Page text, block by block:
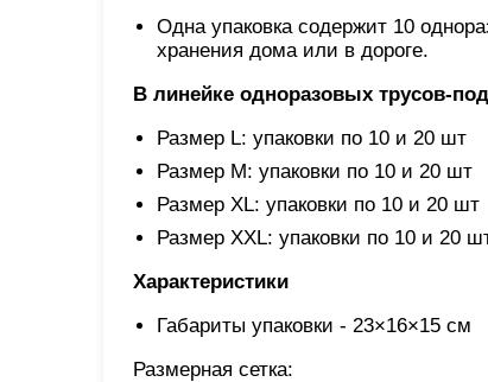
Одна упаковка содержит 10
хранения дома или в дороге.
В линейке одноразовых трусов-
Размер L: упаковки по 10 и 20 шт
Размер M: упаковки по 10 и 20 шт
Размер XL: упаковки по 10 и 20 шт
Размер XХL: упаковки по 10 и 20
Характеристики
Габариты упаковки - 23×16×15 см
Размерная сетка: